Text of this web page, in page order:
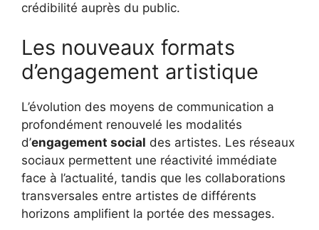
crédibilité auprès du public.
Les nouveaux formats
d’engagement artistique
L’évolution des moyens de communication a
profondément renouvelé les modalités
d’engagement social des artistes. Les réseaux
sociaux permettent une réactivité immédiate
face à l’actualité, tandis que les collaborations
transversales entre artistes de différents
horizons amplifient la portée des messages.